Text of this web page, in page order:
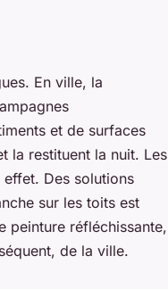
En ville, la
et de surfaces
la restituent la nuit. Les
Des solutions
sur les toits est
peinture réfléchissante,
de la ville.